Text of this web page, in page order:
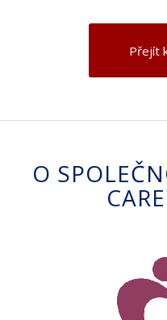
Přejít
O